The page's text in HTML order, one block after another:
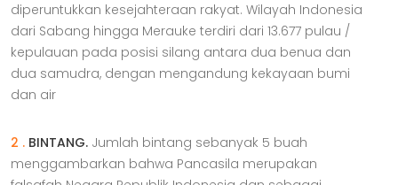
diperuntukkan kesejahteraan rakyat. Wilayah Indonesia
dari Sabang hingga Merauke terdiri dari 13.677 pulau /
kepulauan pada posisi silang antara dua benua dan
dua samudra, dengan mengandung kekayaan bumi
dan air
2 . BINTANG. Jumlah bintang sebanyak 5 buah
menggambarkan bahwa Pancasila merupakan